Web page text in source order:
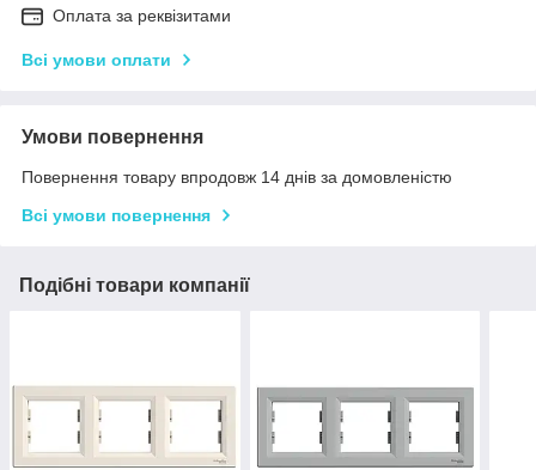
Оплата за реквізитами
Всі умови оплати
Умови повернення
Повернення товару впродовж 14 днів за домовленістю
Всі умови повернення
Подібні товари компанії